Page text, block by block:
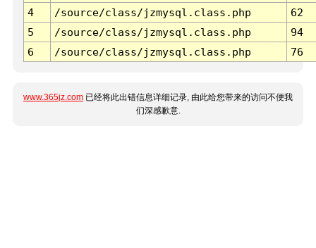
4
/source/class/jzmysql.class.php
62
5
/source/class/jzmysql.class.php
94
6
/source/class/jzmysql.class.php 76
www.365jz.com 已经将此出错信息详细记录, 由此给您带来的访问不便我
们深感歉意.